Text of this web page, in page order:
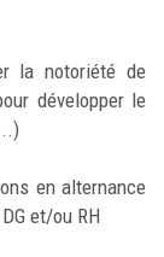
la notoriété de
développer le
en alternance
et/ou RH